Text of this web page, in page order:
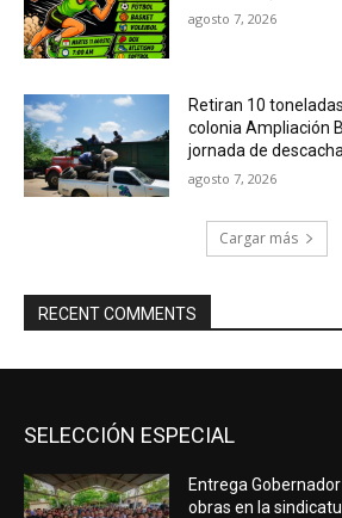
agosto 7, 2026
Retiran 10
colonia Ampliación
jornada de
agosto 7, 2026
Cargar más
RECENT COMMENTS
SELECCIÓN ESPECIAL
Entrega
obras en la